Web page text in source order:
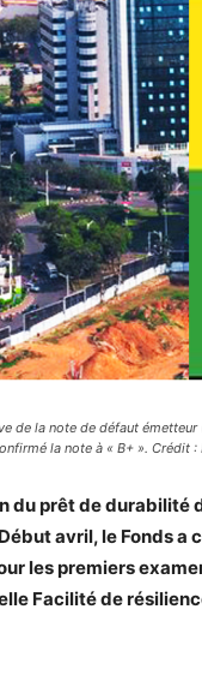
de la note de défaut
la note à « B+ ». Crédit :
du prêt de
avril, le Fonds a
les premiers
Facilité de